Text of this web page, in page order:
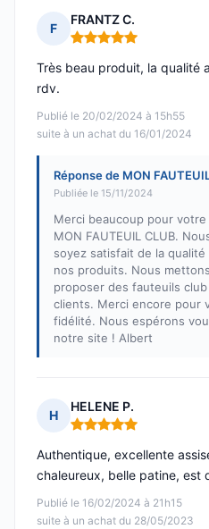
F
FRANTZ C.
Note : 5 sur 5
Publié le 20/02/2024 à 15h55
suite à un achat du 16/01/2024
Très beau produit, la qualité
rdv.
Réponse de MON
Publiée le 15/11/2024
Merci beaucoup pour
MON FAUTEUIL CLUB.
soyez satisfait de la
nos produits. Nous
proposer des fauteuils
clients. Merci encore pour
fidélité. Nous espérons
notre site ! Albert
H
HELENE P.
Note : 5 sur 5
Publié le 16/02/2024 à 21h15
suite à un achat du 28/05/2023
Authentique, excellente
chaleureux, belle patine, est